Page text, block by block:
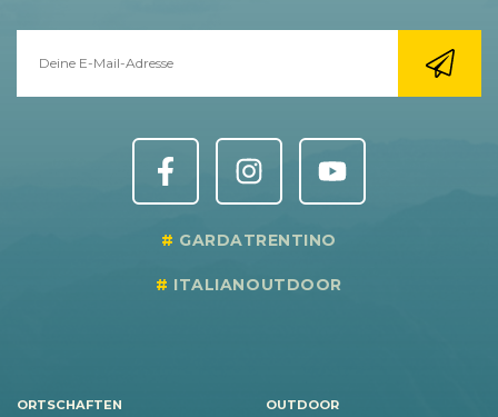
GARDATRENTINO
ITALIANOUTDOOR
ORTSCHAFTEN OUTDOOR